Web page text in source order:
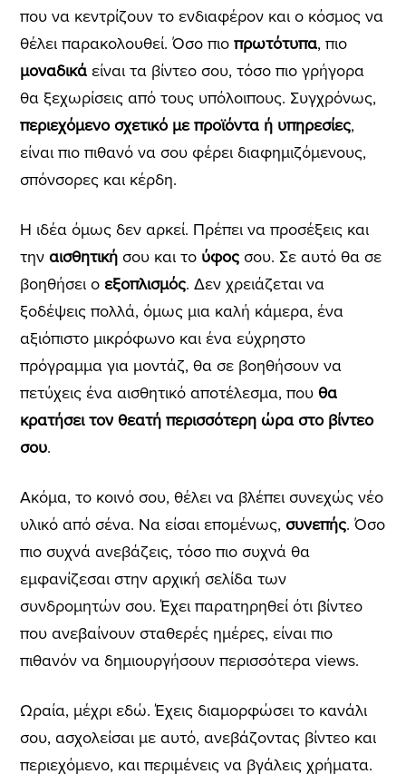
που να κεντρίζουν το ενδιαφέρον και ο κόσμος να
θέλει παρακολουθεί. Όσο πιο πρωτότυπα, πιο
μοναδικάείναι τα βίντεο σου, τόσο πιο γρήγορα
θα ξεχωρίσεις από τους υπόλοιπους. Συγχρόνως,
περιεχόμενο σχετικό με προϊόντα ή υπηρεσίες,
είναι πιο πιθανό να σου φέρει διαφημιζόμενους,
σπόνσορες και κέρδη.
Η ιδέα όμως δεν αρκεί. Πρέπει να προσέξεις και
την αισθητικήσου και το ύφοςσου. Σε αυτό θα σε
βοηθήσει ο εξοπλισμός. Δεν χρειάζεται να
ξοδέψεις πολλά, όμως μια καλή κάμερα, ένα
αξιόπιστο μικρόφωνο και ένα εύχρηστο
πρόγραμμα για μοντάζ, θα σε βοηθήσουν να
πετύχεις ένα αισθητικό αποτέλεσμα, που θα
κρατήσει τον θεατή περισσότερη ώρα στο βίντεο
σου.
Ακόμα, το κοινό σου, θέλει να βλέπει συνεχώς νέο
υλικό από σένα. Να είσαι επομένως, συνεπής. Όσο
πιο συχνά ανεβάζεις, τόσο πιο συχνά θα
εμφανίζεσαι στην αρχική σελίδα των
συνδρομητών σου. Έχει παρατηρηθεί ότι βίντεο
που ανεβαίνουν σταθερές ημέρες, είναι πιο
πιθανόν να δημιουργήσουν περισσότερα views.
Ωραία, μέχρι εδώ. Έχεις διαμορφώσει το κανάλι
σου, ασχολείσαι με αυτό, ανεβάζοντας βίντεο και
περιεχόμενο, και περιμένεις να βγάλεις χρήματα.